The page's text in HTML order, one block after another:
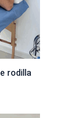
rodilla